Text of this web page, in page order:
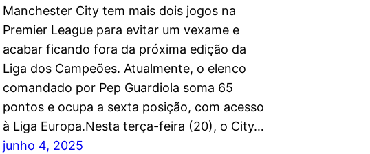
Manchester City tem mais dois jogos na
Premier League para evitar um vexame e
acabar ficando fora da próxima edição da
Liga dos Campeões. Atualmente, o elenco
comandado por Pep Guardiola soma 65
pontos e ocupa a sexta posição, com acesso
à Liga Europa.Nesta terça-feira (20), o City…
junho 4, 2025